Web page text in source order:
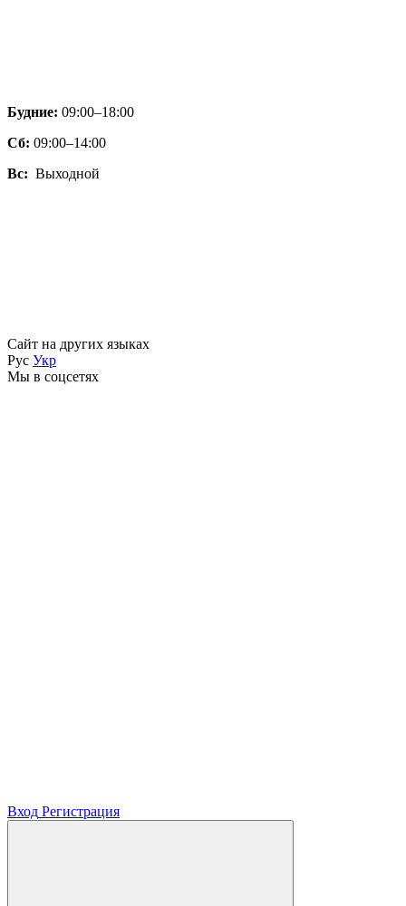
Будние: 09:00–18:00
Сб: 09:00–14:00
Вс: Выходной
Сайт на других языках
Рус Укр
Мы в соцсетях
Вход Регистрация